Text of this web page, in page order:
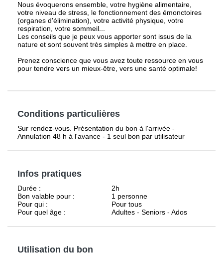
Nous évoquerons ensemble, votre hygiène alimentaire,
votre niveau de stress, le fonctionnement des émonctoires
(organes d'élimination), votre activité physique, votre
respiration, votre sommeil...
Les conseils que je peux vous apporter sont issus de la
nature et sont souvent très simples à mettre en place.
Prenez conscience que vous avez toute ressource en vous
pour tendre vers un mieux-être, vers une santé optimale!
Conditions particulières
Sur rendez-vous. Présentation du bon à l'arrivée -
Annulation 48 h à l'avance - 1 seul bon par utilisateur
Infos pratiques
Durée :
2h
Bon valable pour :
1 personne
Pour qui :
Pour tous
Pour quel âge :
Adultes - Seniors - Ados
Utilisation du bon